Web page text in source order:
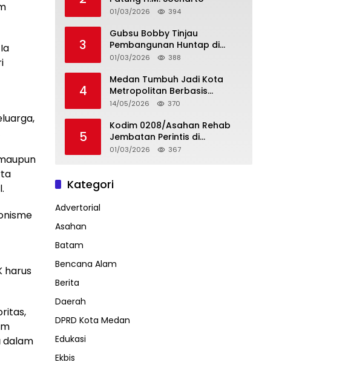
harus
dalam
01/03/2026 394
3
Gubsu Bobby Tinjau
Pembangunan Huntap di
Tapteng
01/03/2026 388
4
Medan Tumbuh Jadi Kota
Metropolitan Berbasis
Teknologi
14/05/2026 370
5
Kodim 0208/Asahan Rehab
Jembatan Perintis di
Mandarsah
01/03/2026 367
Kategori
Advertorial
Asahan
Batam
Bencana Alam
Berita
Daerah
DPRD Kota Medan
Edukasi
Ekbis